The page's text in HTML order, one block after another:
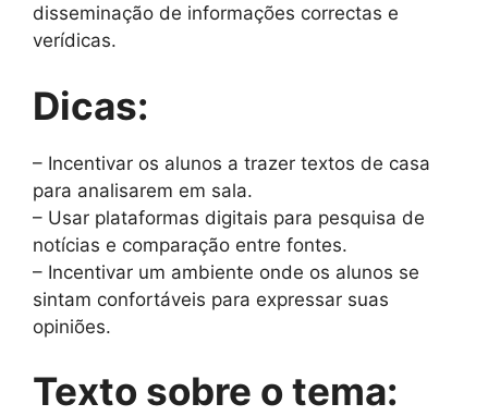
disseminação de informações correctas e
verídicas.
Dicas:
– Incentivar os alunos a trazer textos de casa
para analisarem em sala.
– Usar plataformas digitais para pesquisa de
notícias e comparação entre fontes.
– Incentivar um ambiente onde os alunos se
sintam confortáveis para expressar suas
opiniões.
Texto sobre o tema: